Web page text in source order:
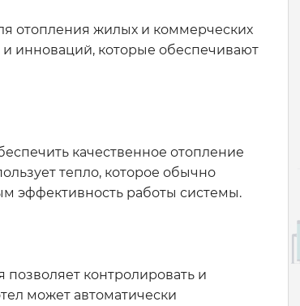
отопления жилых и коммерческих
инноваций, которые обеспечивают
качественное отопление
тепло, которое обычно
эффективность работы системы.
позволяет контролировать и
может автоматически